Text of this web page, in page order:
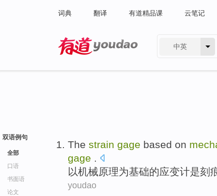
词典 翻译 有道精品课 云笔记
中英
双语例句
全部
口语
书面语
论文
The strain gage based on
gage .
以机械原理为基础的应变计是刻
youdao